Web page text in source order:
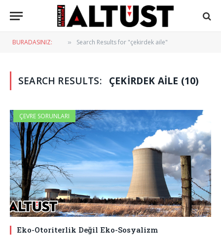
BURADASINIZ: » Search Results for "çekirdek aile"
SEARCH RESULTS: ÇEKIRDEK AILE (10)
ÇEVRE SORUNLARI
Eko-Otoriterlik Değil Eko-Sosyalizm